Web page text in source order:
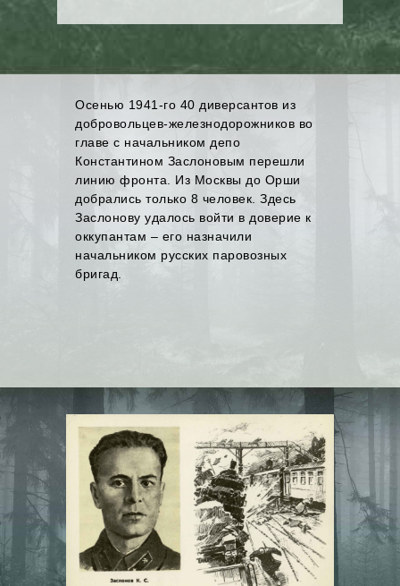
Осенью 1941-го 40 диверсантов из
добровольцев-железнодорожников во
главе с начальником депо
Константином Заслоновым перешли
линию фронта. Из Москвы до Орши
добрались только 8 человек. Здесь
Заслонову удалось войти в доверие к
оккупантам – его назначили
начальником русских паровозных
бригад.